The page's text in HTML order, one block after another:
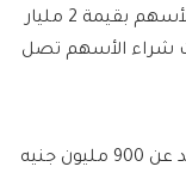
بعد أن أعلنت عن بداية برنامج إعادة شراء الأسهم بقيمة 2 مليار
شراء الأسهم تصل
أكمل عملاق الأدوية أيضًا الاستحواذ الذي يزيد عن 900 مليون جنيه